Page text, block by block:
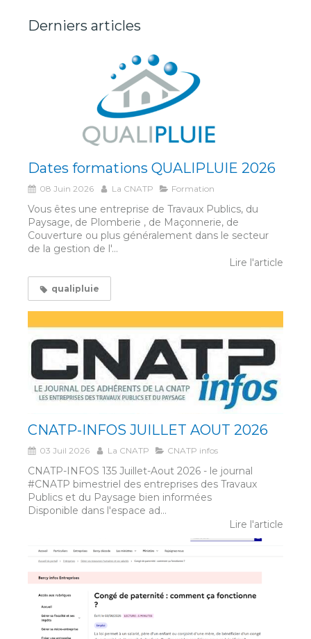
Derniers articles
Dates formations QUALIPLUIE 2026
08 Juin 2026 La CNATP Formation
Vous êtes une entreprise de Travaux Publics, du
Paysage, de Plomberie , de Maçonnerie, de
Couverture ou plus généralement dans le secteur
de la gestion de l'...
Lire l'article
qualipluie
CNATP-INFOS JUILLET AOUT 2026
03 Juil 2026 La CNATP CNATP infos
CNATP-INFOS 135 Juillet-Aout 2026 - le journal
#CNATP bimestriel des entreprises des Travaux
Publics et du Paysage bien informées
Disponible dans l'espace ad...
Lire l'article